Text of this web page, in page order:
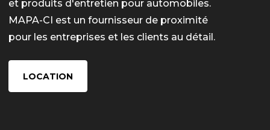
et produits d'entretien pour automobiles.
MAPA-CI est un fournisseur de proximité
pour les entreprises et les clients au détail.
LOCATION